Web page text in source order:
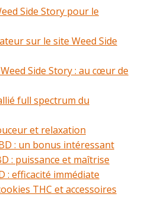
Side Story pour le
sur le site Weed Side
Side Story : au cœur de
full spectrum du
et relaxation
: un bonus intéressant
: puissance et maîtrise
: efficacité immédiate
THC et accessoires